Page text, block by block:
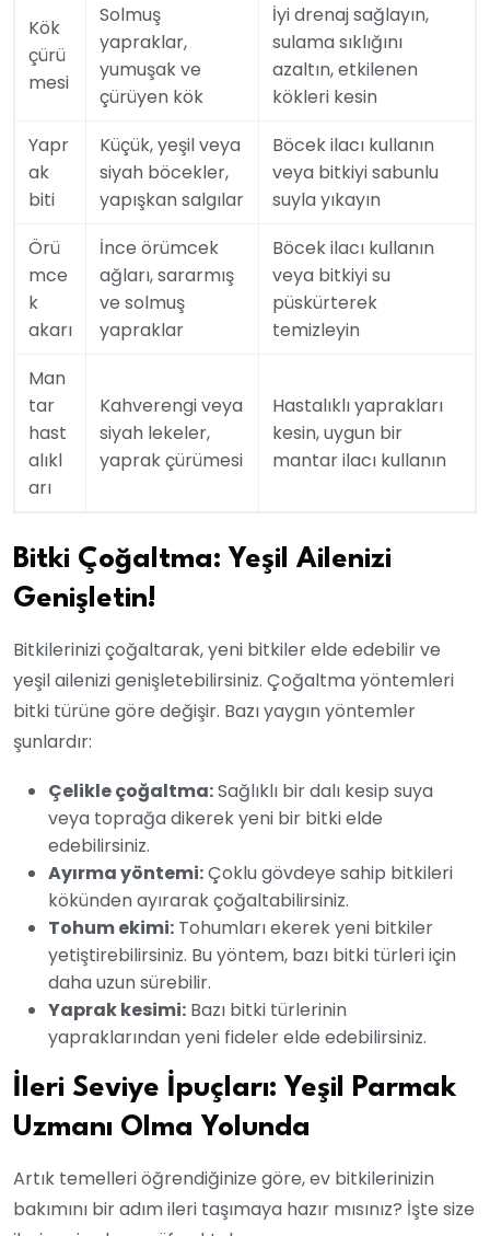
Kök
çürü
mesi
Solmuş
yapraklar,
yumuşak ve
çürüyen kök
İyi drenaj sağlayın,
sulama sıklığını
azaltın, etkilenen
kökleri kesin
Yapr
ak
biti
Küçük, yeşil veya
siyah böcekler,
yapışkan salgılar
Böcek ilacı kullanın
veya bitkiyi sabunlu
suyla yıkayın
Örü
mce
k
akarı
İnce örümcek
ağları, sararmış
ve solmuş
yapraklar
Böcek ilacı kullanın
veya bitkiyi su
püskürterek
temizleyin
Man
tar
hast
alıkl
arı
Kahverengi veya
siyah lekeler,
yaprak çürümesi
Hastalıklı yaprakları
kesin, uygun bir
mantar ilacı kullanın
Bitki Çoğaltma: Yeşil Ailenizi
Genişletin!
Bitkilerinizi çoğaltarak, yeni bitkiler elde edebilir ve
yeşil ailenizi genişletebilirsiniz. Çoğaltma yöntemleri
bitki türüne göre değişir. Bazı yaygın yöntemler
şunlardır:
Çelikle çoğaltma:Sağlıklı bir dalı kesip suya
veya toprağa dikerek yeni bir bitki elde
edebilirsiniz.
Ayırma yöntemi:Çoklu gövdeye sahip bitkileri
kökünden ayırarak çoğaltabilirsiniz.
Tohum ekimi: Tohumları ekerek yeni bitkiler
yetiştirebilirsiniz. Bu yöntem, bazı bitki türleri için
daha uzun sürebilir.
Yaprak kesimi: Bazı bitki türlerinin
yapraklarından yeni fideler elde edebilirsiniz.
İleri Seviye İpuçları: Yeşil Parmak
Uzmanı Olma Yolunda
Artık temelleri öğrendiğinize göre, ev bitkilerinizin
bakımını bir adım ileri taşımaya hazır mısınız? İşte size